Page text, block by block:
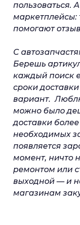
пользоваться.
маркетплейсы:
помогают
С
Берешь
каждый поиск
сроки
вариант.
можно было
доставки
необходимых
появляется
момент, ничто
ремонтом или
выходной — и
магазинам